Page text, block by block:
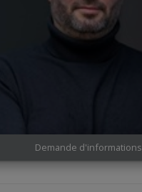
Demande d'informations